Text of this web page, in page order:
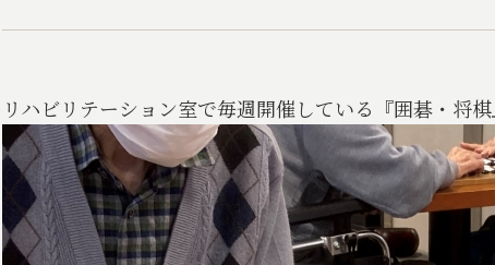
リハビリテーション室で毎週開催している『囲碁・将棋